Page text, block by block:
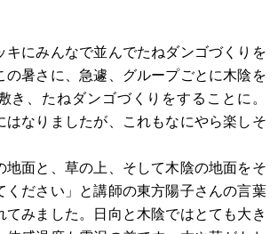
キにみんなで並んでたねダンゴづくりを
の暑さに、急遽、グループごとに木陰を
き、たねダンゴづくりをすることに。
はなりましたが、これもなにやら楽しそ
地面と、草の上、そして木陰の地面をそ
ください」と講師の東方陽子さんの言葉
てみました。日向と木陰ではとても大き